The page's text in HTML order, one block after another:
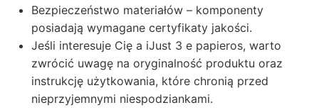
Bezpieczeństwo materiałów – komponenty
posiadają wymagane certyfikaty jakości.
Jeśli interesuje Cię a iJust 3 e papieros, warto
zwrócić uwagę na oryginalność produktu oraz
instrukcję użytkowania, które chronią przed
nieprzyjemnymi niespodziankami.